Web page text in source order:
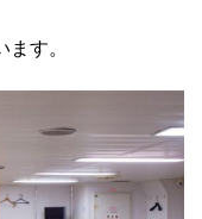
す。